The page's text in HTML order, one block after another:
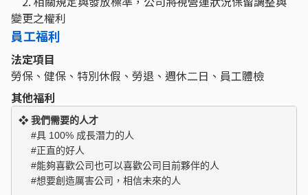
變更之權利
員工福利
法定項目
勞保、健保、特別休假、勞退、週休二日、員工體檢
其他福利
❖ 我們需要的人才
#具 100% 成長潛力的人
#正直的好人
#能夠喜歡公司也可以喜歡公司目前夥伴的人
#想要創造厲害公司，相信未來的人